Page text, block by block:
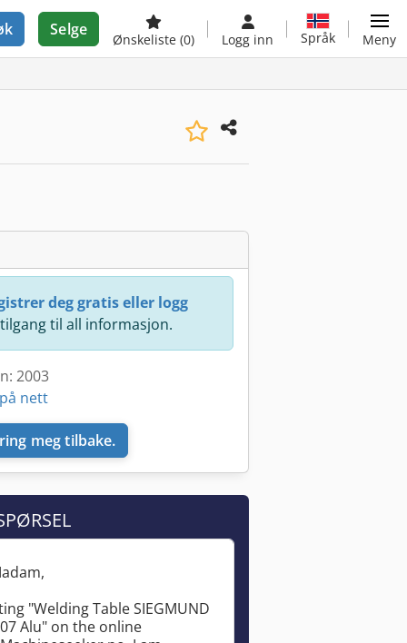
Selge
Ønskeliste (0) Logg inn Språk Meny
deg gratis eller logg
til all informasjon.
2003
nett
meg tilbake.